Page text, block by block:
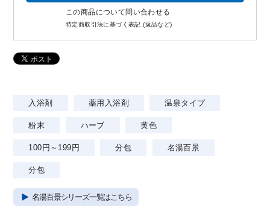
この商品について問い合わせる
特定商取引法に基づく表記 (返品など)
入浴剤 薬用入浴剤 温泉タイプ
粉末 ハーブ 黄色
100円～199円 分包 名湯百景
分包
名湯百景シリーズ一覧はこちら